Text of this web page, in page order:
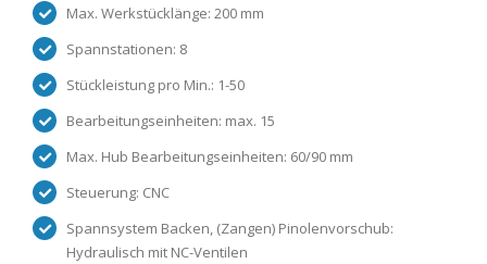
Max. Werkstücklänge: 200 mm
Spannstationen: 8
Stückleistung pro Min.: 1-50
Bearbeitungseinheiten: max. 15
Max. Hub Bearbeitungseinheiten: 60/90 mm
Steuerung: CNC
Spannsystem Backen, (Zangen) Pinolenvorschub:
Hydraulisch mit NC-Ventilen